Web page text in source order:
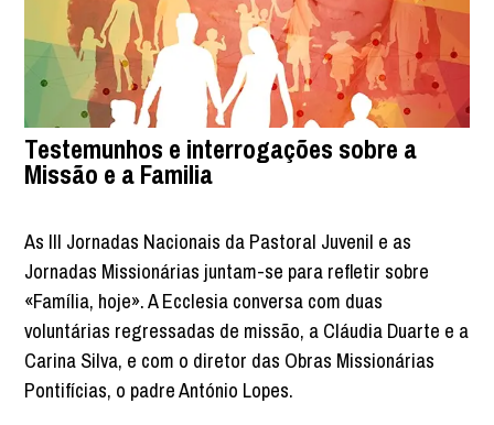
Testemunhos e interrogações sobre a
Missão e a Familia
As III Jornadas Nacionais da Pastoral Juvenil e as
Jornadas Missionárias juntam-se para refletir sobre
«Família, hoje». A Ecclesia conversa com duas
voluntárias regressadas de missão, a Cláudia Duarte e a
Carina Silva, e com o diretor das Obras Missionárias
Pontifícias, o padre António Lopes.